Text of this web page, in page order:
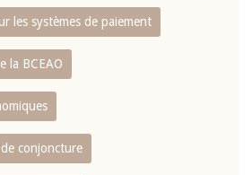
les systèmes de paiement
la BCEAO
conjoncture